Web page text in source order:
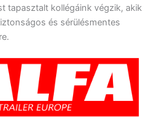
tapasztalt kollégáink végzik, akik
és sérülésmentes